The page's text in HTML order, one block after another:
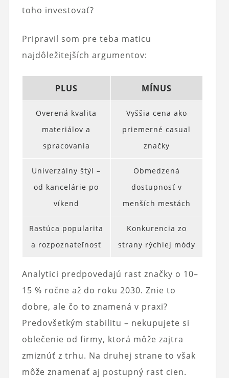
toho investovať?
Pripravil som pre teba maticu
najdôležitejších argumentov:
PLUS MÍNUS
Overená kvalita
materiálov a
spracovania
Vyššia cena ako
priemerné casual
značky
Univerzálny štýl –
od kancelárie po
víkend
Obmedzená
dostupnosť v
menších mestách
Rastúca popularita
a rozpoznateľnosť
Konkurencia zo
strany rýchlej módy
Analytici predpovedajú rast značky o 10–
15 % ročne až do roku 2030. Znie to
dobre, ale čo to znamená v praxi?
Predovšetkým stabilitu – nekupujete si
oblečenie od firmy, ktorá môže zajtra
zmiznúť z trhu. Na druhej strane to však
môže znamenať aj postupný rast cien.